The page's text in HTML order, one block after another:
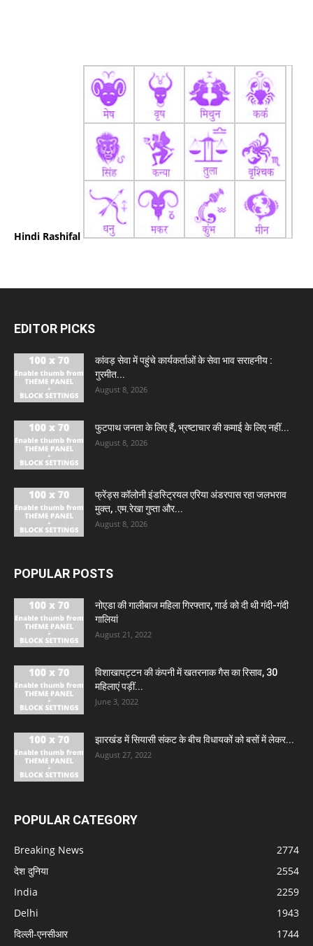
Hindi Rashifal
EDITOR PICKS
कांवड़ सेवा में पहुंचे कार्यकर्ताओं के सेवा भाव सराहनीय :
गुरमीत...
August 8, 2026
फुटपाथ जनता के लिए हैं, भ्रष्टाचार की कमाई के लिए नहीं...
August 8, 2026
फ्रेंड्स कॉलोनी इंडस्ट्रियल एरिया अंडरपास रहा जलभराव
मुक्त, .एम.रेखा गुप्ता और...
August 8, 2026
POPULAR POSTS
नोएडा की गालीबाज महिला गिरफ्तार, गार्ड को दी थी गंदी-गंदी
गालियां
August 21, 2022
विशाखापट्टन की कंपनी में खतरनाक गैस का रिसाव, 30
महिलाएं पड़ीं...
June 3, 2022
झारखंड में सियासी संकट के बीच विधायकों को बसों में लेकर...
August 27, 2022
POPULAR CATEGORY
Breaking News
2774
देश दुनिया
2554
India
2259
Delhi
1943
दिल्ली-एनसीआर
1744